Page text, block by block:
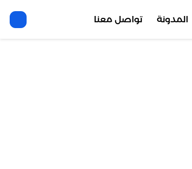
المدونة تواصل معنا